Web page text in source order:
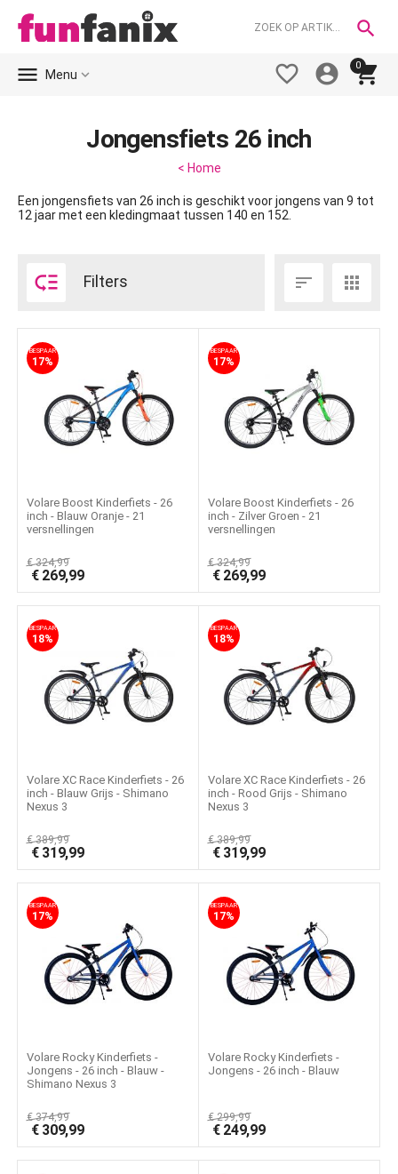

0



 Menu 
Jongensfiets 26 inch
< Home
Een jongensfiets van 26 inch is geschikt voor jongens van 9 tot
12 jaar met een kledingmaat tussen 140 en 152.
 Filters  
BESPAAR
17%
Volare Boost Kinderfiets - 26
inch - Blauw Oranje - 21
versnellingen
€324,99
€ 269,99
BESPAAR
17%
Volare Boost Kinderfiets - 26
inch - Zilver Groen - 21
versnellingen
€324,99
€ 269,99
BESPAAR
18%
Volare XC Race Kinderfiets - 26
inch - Blauw Grijs - Shimano
Nexus 3
€389,99
€ 319,99
BESPAAR
18%
Volare XC Race Kinderfiets - 26
inch - Rood Grijs - Shimano
Nexus 3
€389,99
€ 319,99
BESPAAR
17%
Volare Rocky Kinderfiets -
Jongens - 26 inch - Blauw -
Shimano Nexus 3
€374,99
€ 309,99
BESPAAR
17%
Volare Rocky Kinderfiets -
Jongens - 26 inch - Blauw
€299,99
€ 249,99